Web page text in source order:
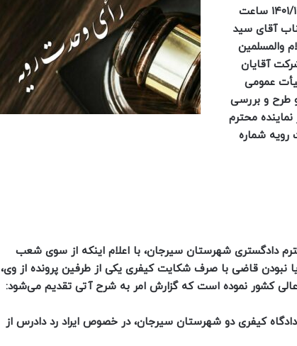
جلسه هیأت ‌عمومی دیوان عالی کشور در مورد پرونده وحدت رویه ردیف ۱۴۰۱/۱۲ ساعت
جناب آقای سید
والمسلمین
آقایان
عمومی
طرح و بررسی
محترم
شماره
دادگستری شهرستان سیرجان، با اعلام اینکه از سوی شعب
نبودن قاضی با صرف شکایت کیفری یکی از طرفین پرونده از وی،
کشور نموده است که گزارش امر به شرح آتی تقدیم می‌شود:
الف) به حکایت قرار شماره ۱۴۰۱۲۱۴۴۰۰۰۰۳۳۵۰۶۴ ـ ۲۸/۴/۱۴۰۱ شعبه ۱۰۲ دادگاه کیفری دو شهرستان سیرجان، در خصوص ایراد رد دادرس از